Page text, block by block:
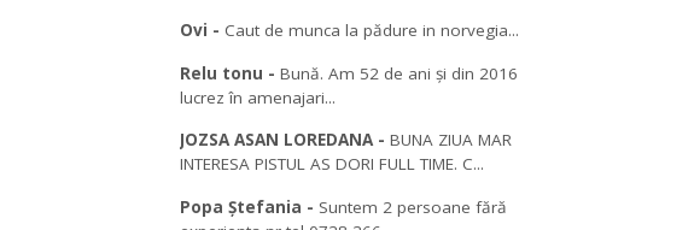
Ovi - Caut de munca la pădure in norvegia...
Relu tonu -Bună. Am 52 de ani și din 2016
lucrez în amenajari...
JOZSA ASAN LOREDANA-BUNA ZIUA MAR
INTERESA PISTUL AS DORI FULL TIME. C...
Popa Ștefania - Suntem 2 persoane fără